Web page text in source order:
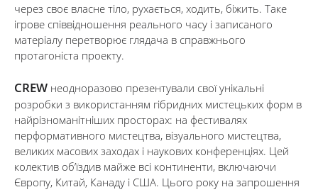
через своє власне тіло, рухається, ходить, біжить. Таке
ігрове співвідношення реального часу і записаного
матеріалу перетворює глядача в справжнього
протагоніста проекту.
СREW неодноразово презентували свої унікальні
розробки з використанням гібридних мистецьких форм в
найрізноманітніших просторах: на фестивалях
перформативного мистецтва, візуального мистецтва,
великих масових заходах і наукових конференціях. Цей
колектив об’їздив майже всі континенти, включаючи
Європу, Китай, Канаду і США. Цього року на запрошення